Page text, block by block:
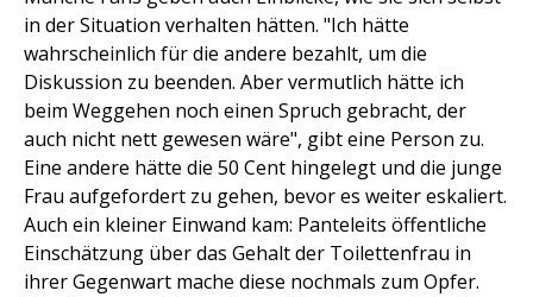
in der Situation verhalten hätten. "Ich hätte
wahrscheinlich für die andere bezahlt, um die
Diskussion zu beenden. Aber vermutlich hätte ich
beim Weggehen noch einen Spruch gebracht, der
auch nicht nett gewesen wäre", gibt eine Person zu.
Eine andere hätte die 50 Cent hingelegt und die junge
Frau aufgefordert zu gehen, bevor es weiter eskaliert.
Auch ein kleiner Einwand kam: Panteleits öffentliche
Einschätzung über das Gehalt der Toilettenfrau in
ihrer Gegenwart mache diese nochmals zum Opfer.